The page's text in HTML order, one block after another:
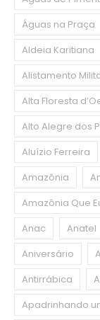
Águas na Praça
Aldeia Karitiana
Alistamento
Alta Floresta
Alto Alegre dos
Aluízio Ferreira
Amazônia
Amazônia Que
Anac
Anatel
Aniversário
Antirrábica
Apadrinhando